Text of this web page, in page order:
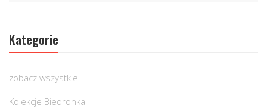
Kategorie
zobacz wszystkie
Kolekcje Biedronka